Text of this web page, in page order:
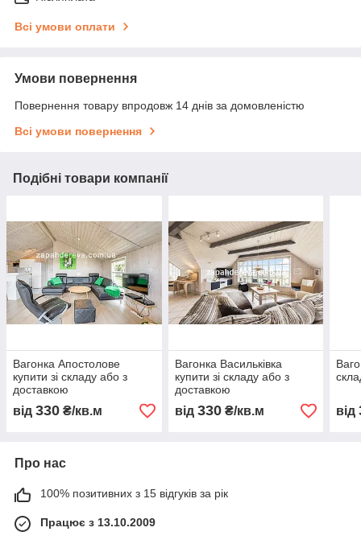
Всі умови оплати
Умови повернення
Повернення товару впродовж 14 днів за домовленістю
Всі умови повернення
Подібні товари компанії
Вагонка Апостолове
купити зі складу або з
доставкою
від 330 ₴/кв.м
Вагонка Васильківка
купити зі складу або з
доставкою
від 330₴/кв.м від
Про нас
100% позитивних з 15 відгуків за рік
Працює з 13.10.2009